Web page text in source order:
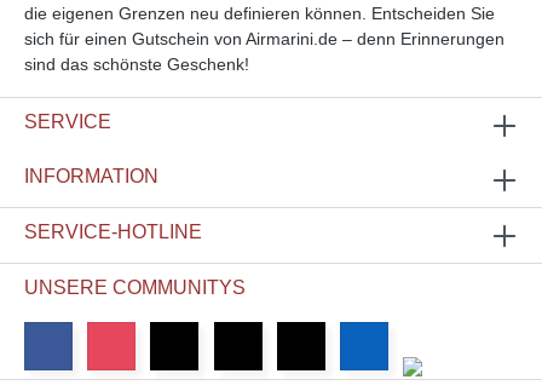
die eigenen Grenzen neu definieren können. Entscheiden Sie
sich für einen Gutschein von Airmarini.de – denn Erinnerungen
sind das schönste Geschenk!
SERVICE
INFORMATION
SERVICE-HOTLINE
UNSERE COMMUNITYS